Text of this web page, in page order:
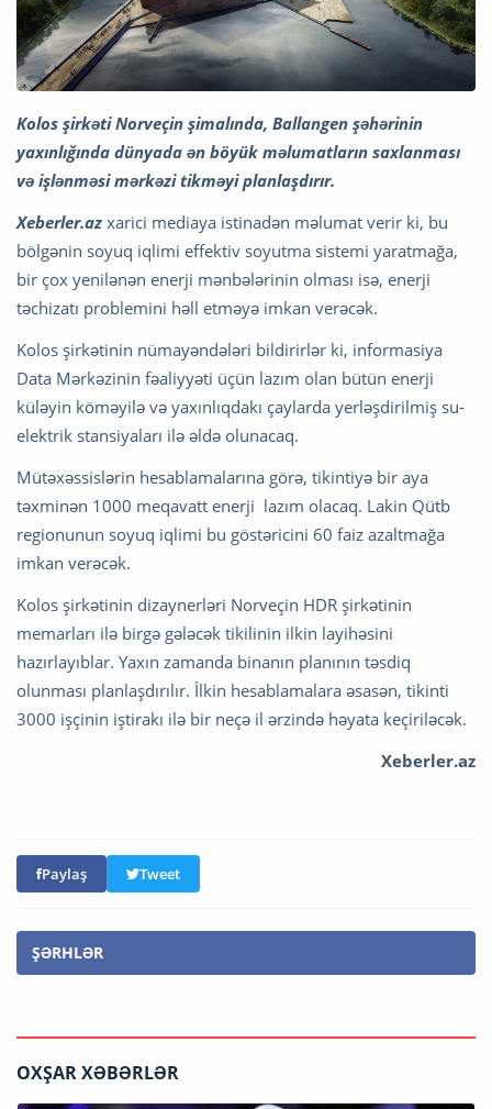
Kolos şirkəti Norveçin şimalında, Ballangen şəhərinin
yaxınlığında dünyada ən böyük məlumatların saxlanması
və işlənməsi mərkəzi tikməyi planlaşdırır.
Xeberler.az xarici mediaya istinadən məlumat verir ki, bu
bölgənin soyuq iqlimi effektiv soyutma sistemi yaratmağa,
bir çox yenilənən enerji mənbələrinin olması isə, enerji
təchizatı problemini həll etməyə imkan verəcək.
Kolos şirkətinin nümayəndələri bildirirlər ki, informasiya
Data Mərkəzinin fəaliyyəti üçün lazım olan bütün enerji
küləyin köməyilə və yaxınlıqdakı çaylarda yerləşdirilmiş su-
elektrik stansiyaları ilə əldə olunacaq.
Mütəxəssislərin hesablamalarına görə, tikintiyə bir aya
təxminən 1000 meqavatt enerji lazım olacaq. Lakin Qütb
regionunun soyuq iqlimi bu göstəricini 60 faiz azaltmağa
imkan verəcək.
Kolos şirkətinin dizaynerləri Norveçin HDR şirkətinin
memarları ilə birgə gələcək tikilinin ilkin layihəsini
hazırlayıblar. Yaxın zamanda binanın planının təsdiq
olunması planlaşdırılır. İlkin hesablamalara əsasən, tikinti
3000 işçinin iştirakı ilə bir neçə il ərzində həyata keçiriləcək.
Xeberler.az
Paylaş Tweet
ŞƏRHLƏR
OXŞAR XƏBƏRLƏR